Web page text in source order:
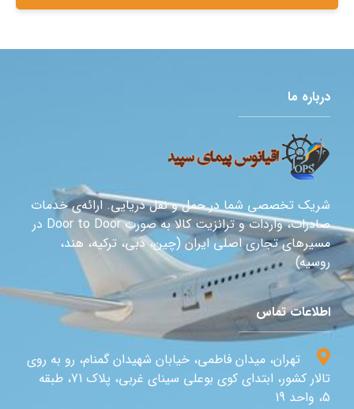
درباره ما
شریک تخصصی شما در حمل و نقل دریایی. ارائه‌ی خدمات
صادرات، واردات و ترانزیت کالا به صورت Door to Door در
مسیرهای تجاری اصلی ایران (چین، دبی، ترکیه، هند،
روسیه)
اطلاعات تماس
تهران، میدان فاطمی، خیابان شهیدان گمنام، رو به روی
تالار کشور، ابتدای کوی بوعلی سینای غربی، پلاک 71، طبقه
5، واحد 19